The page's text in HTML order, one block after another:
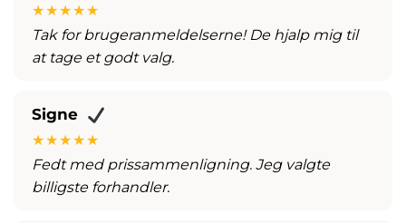
★★★★★
Tak for brugeranmeldelserne! De hjalp mig til
at tage et godt valg.
Signe
★★★★★
Fedt med prissammenligning. Jeg valgte
billigste forhandler.